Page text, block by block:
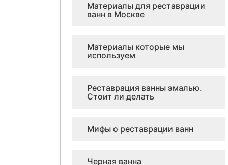
Материалы для реставрации
ванн в Москве
Материалы которые мы
используем
Реставрация ванны эмалью.
Стоит ли делать
Мифы о реставрации ванн
Черная ванна